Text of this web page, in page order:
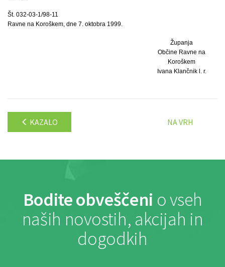
Št. 032-03-1/98-11
Ravne na Koroškem, dne 7. oktobra 1999.
Županja
Občine Ravne na
Koroškem
Ivana Klančnik l. r.
KAZALO NA VRH
Bodite obveščeni o vseh
naših novostih, akcijah in
dogodkih